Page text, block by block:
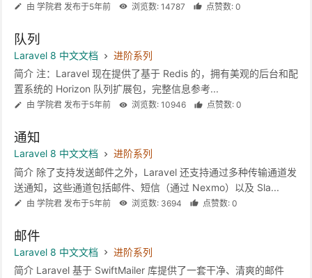
由 学院君 发布于5年前 浏览数: 14787 点赞数: 0
队列
Laravel 8 中文文档
进阶系列
简介 注：Laravel 现在提供了基于 Redis 的，拥有美观的后台和配
置系统的 Horizon 队列扩展包，完整信息参考...
由 学院君 发布于5年前 浏览数: 10946 点赞数: 0
通知
Laravel 8 中文文档
进阶系列
简介 除了支持发送邮件之外，Laravel 还支持通过多种传输通道发
送通知，这些通道包括邮件、短信（通过 Nexmo）以及 Sla...
由 学院君 发布于5年前 浏览数: 3694 点赞数: 0
邮件
Laravel 8 中文文档
进阶系列
简介 Laravel 基于 SwiftMailer 库提供了一套干净、清爽的邮件